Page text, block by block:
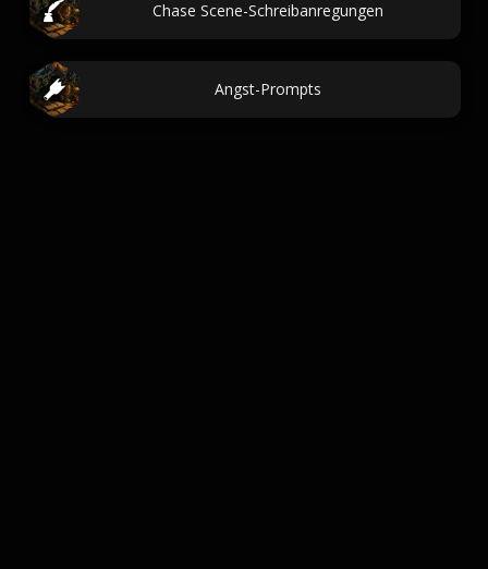
Chase Scene-Schreibanregungen
Angst-Prompts